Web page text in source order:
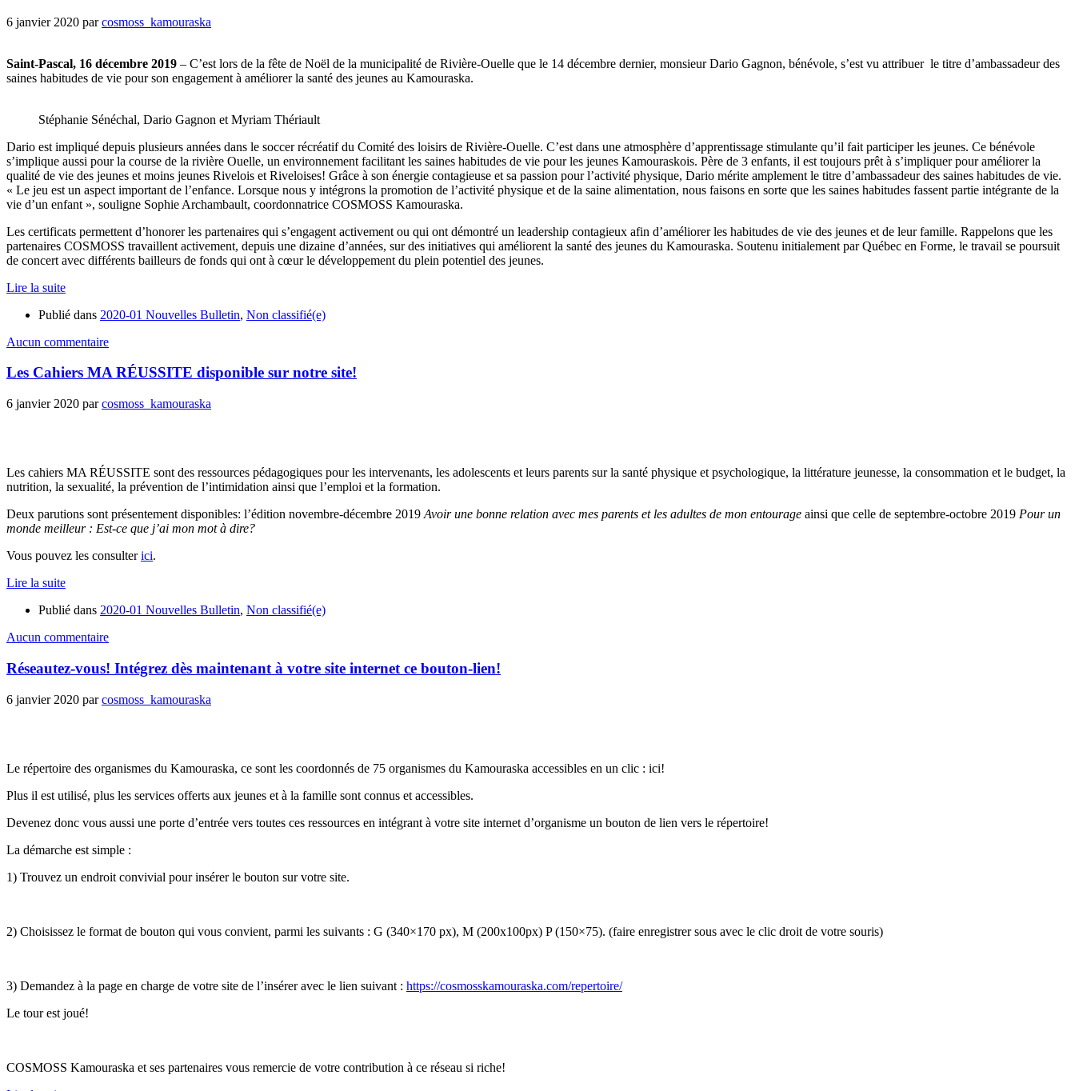
6 janvier 2020 parcosmoss_kamouraska
Saint-Pascal, 16 décembre 2019 – C’est lors de la fête de Noël de la municipalité de Rivière-Ouelle que le 14 décembre dernier, monsieur Dario Gagnon, bénévole, s’est vu attribuer le titre d’ambassadeur des
saines habitudes de vie pour son engagement à améliorer la santé des jeunes au Kamouraska.
Stéphanie Sénéchal, Dario Gagnon et Myriam Thériault
Dario est impliqué depuis plusieurs années dans le soccer récréatif du Comité des loisirs de Rivière-Ouelle. C’est dans une atmosphère d’apprentissage stimulante qu’il fait participer les jeunes. Ce bénévole
s’implique aussi pour la course de la rivière Ouelle, un environnement facilitant les saines habitudes de vie pour les jeunes Kamouraskois. Père de 3 enfants, il est toujours prêt à s’impliquer pour améliorer la
qualité de vie des jeunes et moins jeunes Rivelois et Riveloises! Grâce à son énergie contagieuse et sa passion pour l’activité physique, Dario mérite amplement le titre d’ambassadeur des saines habitudes de vie.
« Le jeu est un aspect important de l’enfance. Lorsque nous y intégrons la promotion de l’activité physique et de la saine alimentation, nous faisons en sorte que les saines habitudes fassent partie intégrante de la
vie d’un enfant », souligne Sophie Archambault, coordonnatrice COSMOSS Kamouraska.
Les certificats permettent d’honorer les partenaires qui s’engagent activement ou qui ont démontré un leadership contagieux afin d’améliorer les habitudes de vie des jeunes et de leur famille. Rappelons que les
partenaires COSMOSS travaillent activement, depuis une dizaine d’années, sur des initiatives qui améliorent la santé des jeunes du Kamouraska. Soutenu initialement par Québec en Forme, le travail se poursuit
de concert avec différents bailleurs de fonds qui ont à cœur le développement du plein potentiel des jeunes.
Lire la suite
Publié dans 2020-01 Nouvelles Bulletin, Non classifié(e)
Aucun commentaire
Les Cahiers MA RÉUSSITE disponible sur notre site!
6 janvier 2020 parcosmoss_kamouraska
Les cahiers MA RÉUSSITE sont des ressources pédagogiques pour les intervenants, les adolescents et leurs parents sur la santé physique et psychologique, la littérature jeunesse, la consommation et le budget, la
nutrition, la sexualité, la prévention de l’intimidation ainsi que l’emploi et la formation.
Deux parutions sont présentement disponibles: l’édition novembre-décembre 2019 Avoir une bonne relation avec mes parents et les adultes de mon entourage ainsi que celle de septembre-octobre 2019 Pour un
monde meilleur : Est-ce que j’ai mon mot à dire?
Vous pouvez les consulterici.
Lire la suite
Publié dans 2020-01 Nouvelles Bulletin, Non classifié(e)
Aucun commentaire
Réseautez-vous! Intégrez dès maintenant à votre site internet ce bouton-lien!
6 janvier 2020 parcosmoss_kamouraska
Le répertoire des organismes du Kamouraska, ce sont les coordonnés de 75 organismes du Kamouraska accessibles en un clic : ici!
Plus il est utilisé, plus les services offerts aux jeunes et à la famille sont connus et accessibles.
Devenez donc vous aussi une porte d’entrée vers toutes ces ressources en intégrant à votre site internet d’organisme un bouton de lien vers le répertoire!
La démarche est simple :
1) Trouvez un endroit convivial pour insérer le bouton sur votre site.
2) Choisissez le format de bouton qui vous convient, parmi les suivants : G (340×170 px), M (200x100px) P (150×75). (faire enregistrer sous avec le clic droit de votre souris)
3) Demandez à la page en charge de votre site de l’insérer avec le lien suivant : https://cosmosskamouraska.com/repertoire/
Le tour est joué!
COSMOSS Kamouraska et ses partenaires vous remercie de votre contribution à ce réseau si riche!